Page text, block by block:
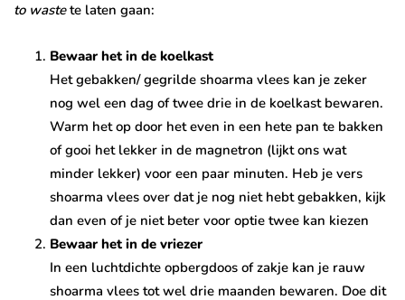
to wastete laten gaan:
Bewaar het in de koelkast
Het gebakken/ gegrilde shoarma vlees kan je zeker
nog wel een dag of twee drie in de koelkast bewaren.
Warm het op door het even in een hete pan te bakken
of gooi het lekker in de magnetron (lijkt ons wat
minder lekker) voor een paar minuten. Heb je vers
shoarma vlees over dat je nog niet hebt gebakken, kijk
dan even of je niet beter voor optie twee kan kiezen
Bewaar het in de vriezer
In een luchtdichte opbergdoos of zakje kan je rauw
shoarma vlees tot wel drie maanden bewaren. Doe dit